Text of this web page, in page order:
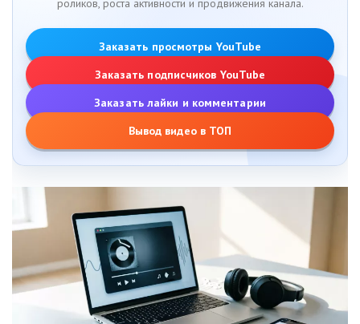
роликов, роста активности и продвижения канала.
Заказать просмотры YouTube
Заказать подписчиков YouTube
Заказать лайки и комментарии
Вывод видео в ТОП